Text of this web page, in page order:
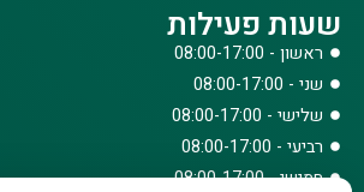
שעות פעילות
ראשון - 08:00-17:00
שני - 08:00-17:00
שלישי - 08:00-17:00
רביעי - 08:00-17:00
חמישי - 08:00-17:00